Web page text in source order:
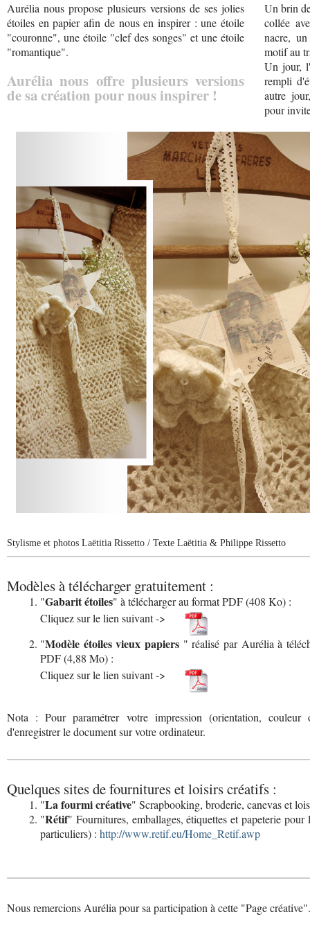
Aurélia nous propose plusieurs versions de ses jolies
étoiles en papier afin de nous en inspirer : une étoile
"couronne", une étoile "clef des songes" et une étoile
"romantique".
Aurélia nous offre plusieurs versions
de sa création pour nous inspirer !
Un brin
collée
nacre,
motif au
Un jour,
rempli
autre
pour
Stylisme et photos Laëtitia Rissetto / Texte Laëtitia & Philippe Rissetto
Modèles à télécharger gratuitement :
"Gabarit étoiles" à télécharger au format PDF (408 Ko) :
Cliquez sur le lien suivant ->
"Modèle étoiles vieux papiers " réalisé par Aurélia à
PDF (4,88 Mo) :
Cliquez sur le lien suivant ->
Nota : Pour paramétrer votre impression (orientation,
d'enregistrer le document sur votre ordinateur.
Quelques sites de fournitures et loisirs créatifs :
"La fourmi créative" Scrapbooking, broderie, canevas et
"Rétif" Fournitures, emballages, étiquettes et papeterie pour
particuliers) : http://www.retif.eu/Home_Retif.awp
Nous remercions Aurélia pour sa participation à cette "Page créative".